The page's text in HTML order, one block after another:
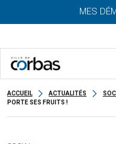
MES
ACCUEIL ACTUALITÉS
PORTE SES FRUITS !